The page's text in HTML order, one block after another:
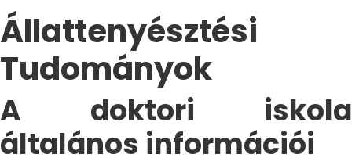
Állattenyésztési
Tudományok
A doktori iskola
általános információi